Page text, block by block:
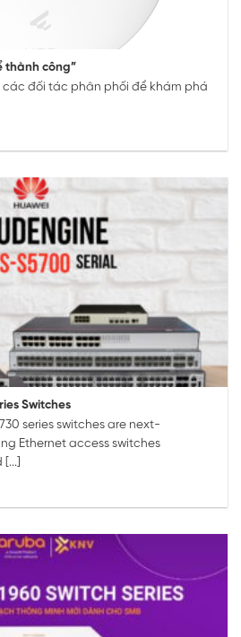
thành công”
các đối tác phân phối để khám phá
Switches
series switches are next-
Ethernet access switches